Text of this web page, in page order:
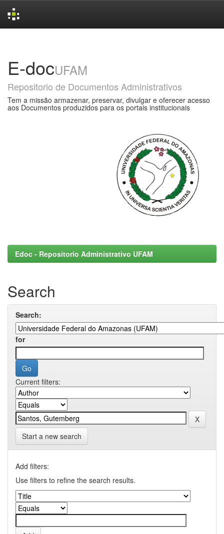
E-docUFAM
Repositorio de Documentos Administrativos
Tem a missão armazenar, preservar, divulgar e oferecer acesso
aos Documentos produzidos para os portais institucionais
Edoc - Repositorio Administrativo UFAM
Search
Search:
for
Current filters:
Start a new search
Add filters:
Use filters to refine the search results.